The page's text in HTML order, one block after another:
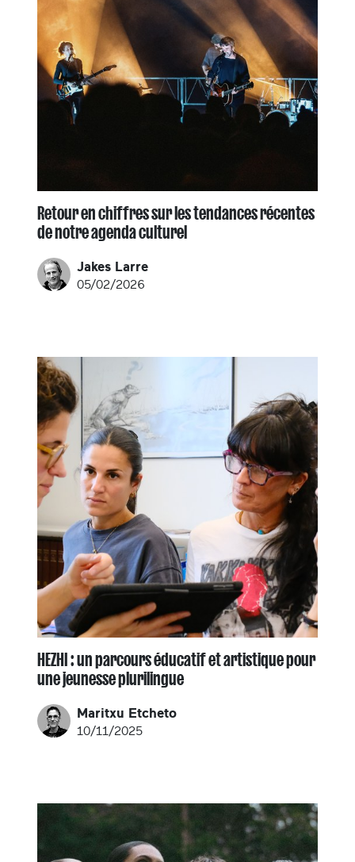
Retour en chiffres sur les tendances récentes
de notre agenda culturel
Jakes Larre
05/02/2026
HEZHI : un parcours éducatif et artistique pour
une jeunesse plurilingue
Maritxu Etcheto
10/11/2025